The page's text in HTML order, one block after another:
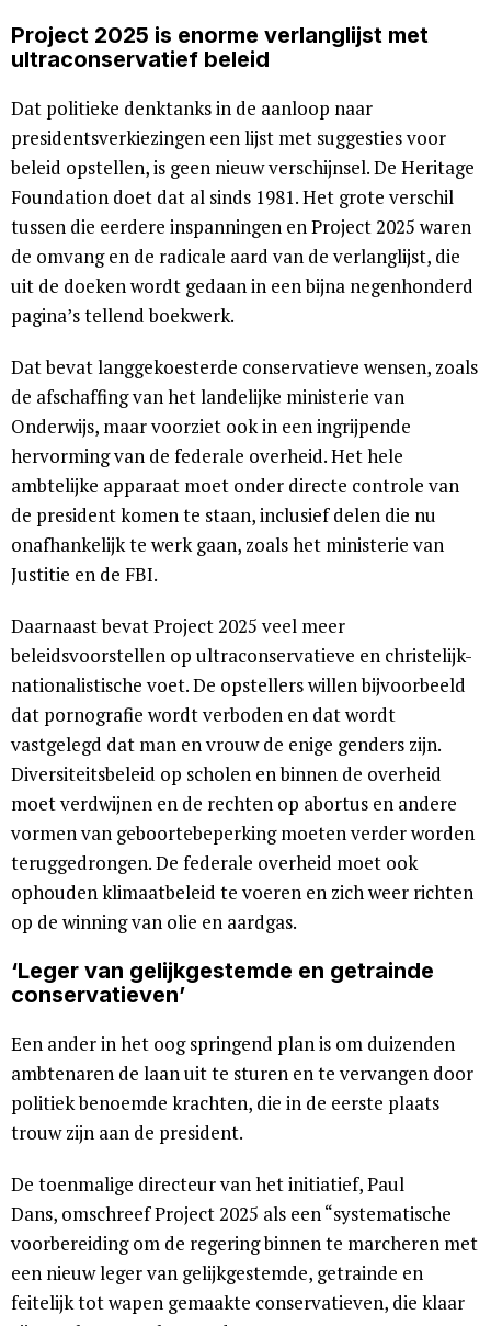
Project 2025 is enorme verlanglijst met
ultraconservatief beleid
Dat politieke denktanks in de aanloop naar
presidentsverkiezingen een lijst met suggesties voor
beleid opstellen, is geen nieuw verschijnsel. De Heritage
Foundation doet dat al sinds 1981. Het grote verschil
tussen die eerdere inspanningen en Project 2025 waren
de omvang en de radicale aard van de verlanglijst, die
uit de doeken wordt gedaan in een bijna negenhonderd
pagina’s tellend boekwerk.
Dat bevat langgekoesterde conservatieve wensen, zoals
de afschaffing van het landelijke ministerie van
Onderwijs, maar voorziet ook in een ingrijpende
hervorming van de federale overheid. Het hele
ambtelijke apparaat moet onder directe controle van
de president komen te staan, inclusief delen die nu
onafhankelijk te werk gaan, zoals het ministerie van
Justitie en de FBI.
Daarnaast bevat Project 2025 veel meer
beleidsvoorstellen op ultraconservatieve en christelijk-
nationalistische voet. De opstellers willen bijvoorbeeld
dat pornografie wordt verboden en dat wordt
vastgelegd dat man en vrouw de enige genders zijn.
Diversiteitsbeleid op scholen en binnen de overheid
moet verdwijnen en de rechten op abortus en andere
vormen van geboortebeperking moeten verder worden
teruggedrongen. De federale overheid moet ook
ophouden klimaatbeleid te voeren en zich weer richten
op de winning van olie en aardgas.
‘Leger van gelijkgestemde en getrainde
conservatieven’
Een ander in het oog springend plan is om duizenden
ambtenaren de laan uit te sturen en te vervangen door
politiek benoemde krachten, die in de eerste plaats
trouw zijn aan de president.
De toenmalige directeur van het initiatief, Paul
Dans, omschreef Project 2025 als een “systematische
voorbereiding om de regering binnen te marcheren met
een nieuw leger van gelijkgestemde, getrainde en
feitelijk tot wapen gemaakte conservatieven, die klaar